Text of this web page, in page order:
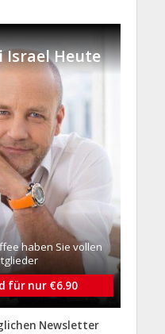
Heute
haben Sie vollen
für nur €6.90
Newsletter